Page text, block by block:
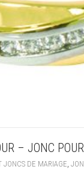
– JONC
JONCS DE MARIAGE